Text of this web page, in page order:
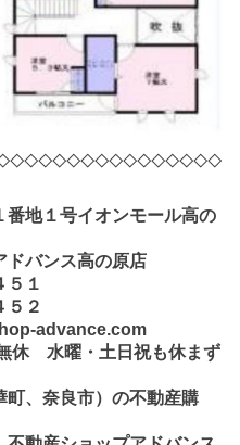
地１号イオンモール高の
バンス高の原店
５１
５２
advance.com
水曜・土日祝も休まず
町、奈良市）の不動産購